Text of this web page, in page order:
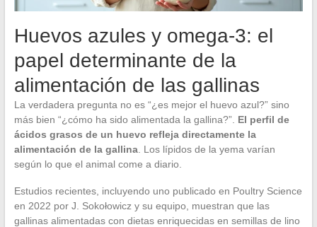
Huevos azules y omega-3: el
papel determinante de la
alimentación de las gallinas
La verdadera pregunta no es “¿es mejor el huevo azul?” sino
más bien “¿cómo ha sido alimentada la gallina?”. El perfil de
ácidos grasos de un huevo refleja directamente la
alimentación de la gallina. Los lípidos de la yema varían
según lo que el animal come a diario.
Estudios recientes, incluyendo uno publicado en Poultry Science
en 2022 por J. Sokołowicz y su equipo, muestran que las
gallinas alimentadas con dietas enriquecidas en semillas de lino